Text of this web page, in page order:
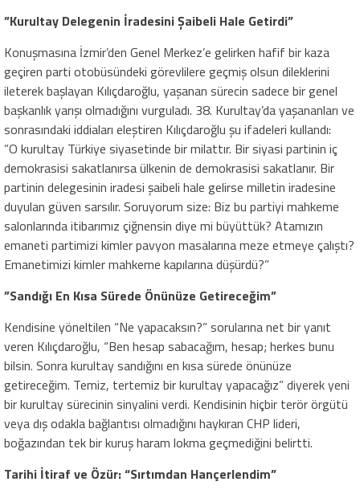
​”Kurultay Delegenin İradesini Şaibeli Hale Getirdi”
​Konuşmasına İzmir’den Genel Merkez’e gelirken hafif bir kaza
geçiren parti otobüsündeki görevlilere geçmiş olsun dileklerini
ileterek başlayan Kılıçdaroğlu, yaşanan sürecin sadece bir genel
başkanlık yarışı olmadığını vurguladı. 38. Kurultay’da yaşananları ve
sonrasındaki iddiaları eleştiren Kılıçdaroğlu şu ifadeleri kullandı:
​”O kurultay Türkiye siyasetinde bir milattır. Bir siyasi partinin iç
demokrasisi sakatlanırsa ülkenin de demokrasisi sakatlanır. Bir
partinin delegesinin iradesi şaibeli hale gelirse milletin iradesine
duyulan güven sarsılır. Soruyorum size: Biz bu partiyi mahkeme
salonlarında itibarımız çiğnensin diye mi büyüttük? Atamızın
emaneti partimizi kimler pavyon masalarına meze etmeye çalıştı?
Emanetimizi kimler mahkeme kapılarına düşürdü?”
​”Sandığı En Kısa Sürede Önünüze Getireceğim”
​Kendisine yöneltilen “Ne yapacaksın?” sorularına net bir yanıt
veren Kılıçdaroğlu, “Ben hesap sabacağım, hesap; herkes bunu
bilsin. Sonra kurultay sandığını en kısa sürede önünüze
getireceğim. Temiz, tertemiz bir kurultay yapacağız” diyerek yeni
bir kurultay sürecinin sinyalini verdi. Kendisinin hiçbir terör örgütü
veya dış odakla bağlantısı olmadığını haykıran CHP lideri,
boğazından tek bir kuruş haram lokma geçmediğini belirtti.
​Tarihi İtiraf ve Özür: “Sırtımdan Hançerlendim”